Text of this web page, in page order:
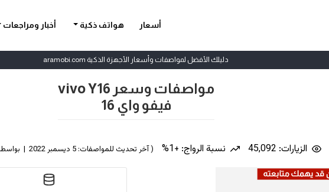
أسعار هواتف ذكية أخبار ومراجعات
دليلك الأفضل لمواصفات وأسعار الأجهزة الذكية aramobi.com
مواصفات وسعر vivo Y16
فيفو واي 16
الزيارات: 45,092 نسبة الرواج: +1% ( آخر تحديث للمواصفات: 5 ديسمبر 2022 | بواسطة